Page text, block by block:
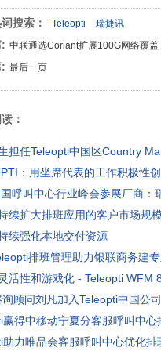
搜索： Teleopti 瑞捷讯
: 中联通选Coriant扩展100G网络覆盖
最后一页
：
担任Teleopti中国区Country
：用坐席代表的工作积极性
呼叫中心行业峰会参展厂商：
续扩大排班应用的客户市场规
续强化本地交付资源
排班管理助力银联商务建
活性和游戏化 - Teleopti WFM 8
顾问刘凡加入Teleopti中国公司
赢得中移动宁夏分客服呼叫中心
助力唯品会客服呼叫中心优化排